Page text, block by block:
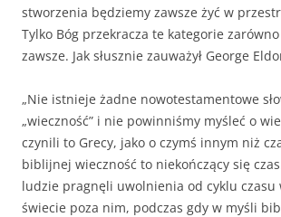
stworzenia będziemy zawsze żyć w
Tylko Bóg przekracza te kategorie
zawsze. Jak słusznie zauważył George
„Nie istnieje żadne nowotestamentowe
„wieczność” i nie powinniśmy myśleć o
czynili to Grecy, jako o czymś innym niż
biblijnej wieczność to niekończący się
ludzie pragnęli uwolnienia od cyklu czasu
świecie poza nim, podczas gdy w myśli